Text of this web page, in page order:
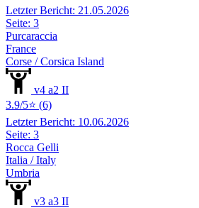
Letzter Bericht: 21.05.2026
Seite: 3
Purcaraccia
France
Corse / Corsica Island
v4 a2 II
3.9/5⭐ (6)
Letzter Bericht: 10.06.2026
Seite: 3
Rocca Gelli
Italia / Italy
Umbria
v3 a3 II